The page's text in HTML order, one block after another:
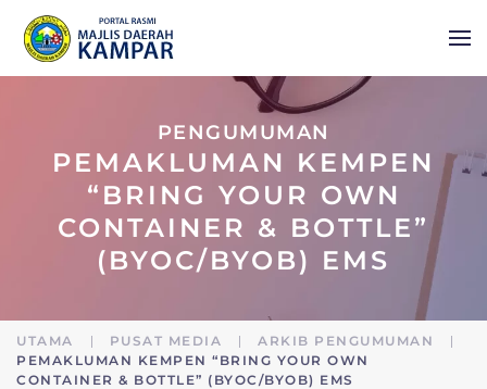
Skip to main content
PENGUMUMAN
PEMAKLUMAN KEMPEN
“BRING YOUR OWN
CONTAINER & BOTTLE”
(BYOC/BYOB) EMS
UTAMA PUSAT MEDIA
ARKIB PENGUMUMAN
PEMAKLUMAN KEMPEN “BRING YOUR OWN
CONTAINER & BOTTLE” (BYOC/BYOB) EMS